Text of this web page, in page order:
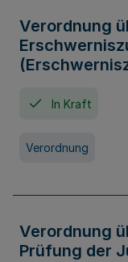
Verordnung
In Kraft
Verordnung
Verordnung
Prüfung der